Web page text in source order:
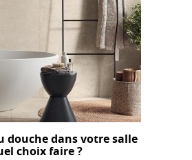
douche dans votre salle
choix faire ?